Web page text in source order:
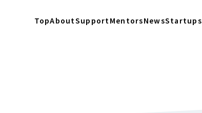
TopAboutSupportMentorsNewsStartups